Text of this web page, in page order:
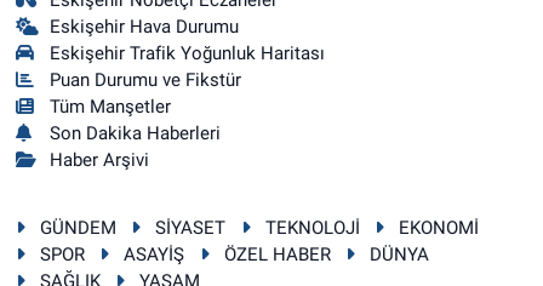
Eskişehir Hava Durumu
Eskişehir Trafik Yoğunluk Haritası
Puan Durumu ve Fikstür
Tüm Manşetler
Son Dakika Haberleri
Haber Arşivi
GÜNDEM SİYASET TEKNOLOJİ
EKONOMİ
SPOR
ASAYİŞ ÖZEL HABER
DÜNYA
SAĞLIK
YAŞAM